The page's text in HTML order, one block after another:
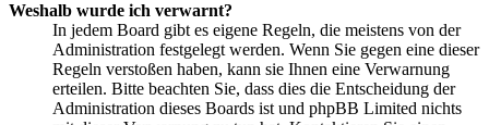
Weshalb wurde ich verwarnt?
In jedem Board gibt es eigene Regeln, die meistens von der
Administration festgelegt werden. Wenn Sie gegen eine dieser
Regeln verstoßen haben, kann sie Ihnen eine Verwarnung
erteilen. Bitte beachten Sie, dass dies die Entscheidung der
Administration dieses Boards ist und phpBB Limited nichts